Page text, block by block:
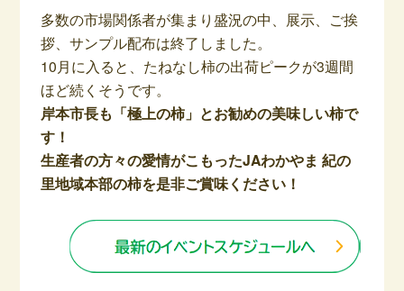
多数の市場関係者が集まり盛況の中、展示、ご挨
拶、サンプル配布は終了しました。
10月に入ると、たねなし柿の出荷ピークが3週間
ほど続くそうです。
岸本市長も「極上の柿」とお勧めの美味しい柿で
す！
生産者の方々の愛情がこもったJAわかやま 紀の
里地域本部の柿を是非ご賞味ください！